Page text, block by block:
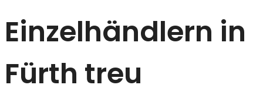
Einzelhändlern in
Fürth treu